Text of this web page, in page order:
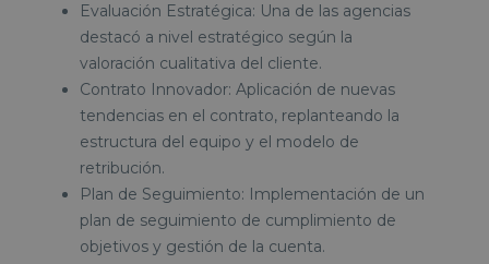
Evaluación Estratégica: Una de las agencias
destacó a nivel estratégico según la
valoración cualitativa del cliente.
Contrato Innovador: Aplicación de nuevas
tendencias en el contrato, replanteando la
estructura del equipo y el modelo de
retribución.
Plan de Seguimiento: Implementación de un
plan de seguimiento de cumplimiento de
objetivos y gestión de la cuenta.